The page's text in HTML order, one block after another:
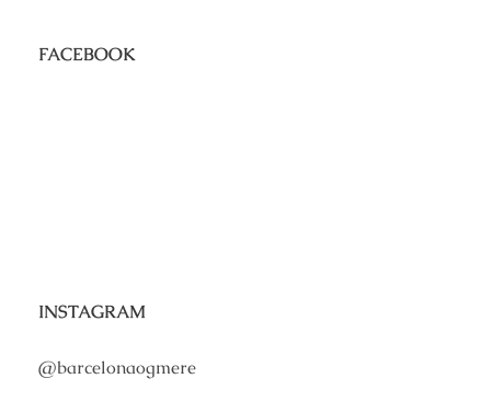
FACEBOOK
INSTAGRAM
@barcelonaogmere